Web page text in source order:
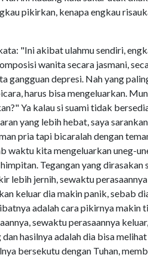
pikirkan, kenapa engkau
"Ini akibat ulahmu sendiri,
wanita secara jasmani,
gangguan depresi. Nah yang
harus bisa mengeluarkan.
Ya kalau si suami tidak
yang lebih hebat, saya
pria tapi bicaralah dengan
waktu kita mengeluarkan uneg-
Tegangan yang dirasakan
lebih jernih, sewaktu
keluar dia makin panik, sebab
adalah cara pikirnya makin
sewaktu perasaannya
hasilnya adalah dia bisa
bersekutu dengan Tuhan,